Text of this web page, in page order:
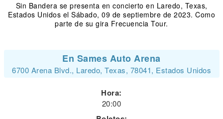
Sin Bandera se presenta en concierto en Laredo, Texas,
Estados Unidos el Sábado, 09 de septiembre de 2023. Como
parte de su gira Frecuencia Tour.
En Sames Auto Arena
6700 Arena Blvd., Laredo, Texas, 78041, Estados Unidos
Hora:
20:00